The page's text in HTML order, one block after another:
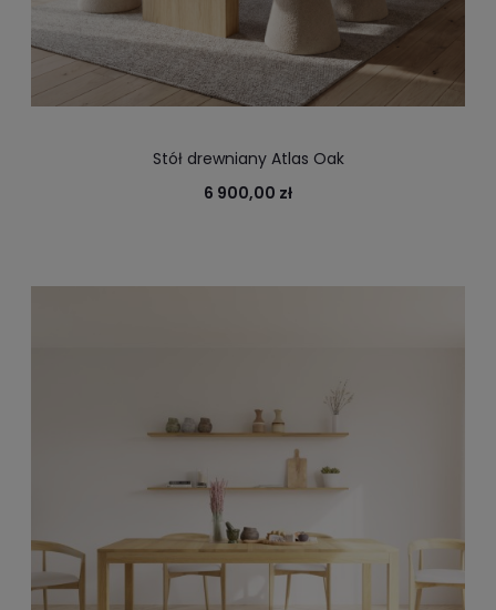
Stół drewniany Atlas Oak
6 900,00 zł